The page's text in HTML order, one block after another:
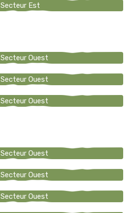
Secteur Est
Secteur Ouest
Secteur Ouest
Secteur Ouest
Secteur Ouest
Secteur Ouest
Secteur Ouest